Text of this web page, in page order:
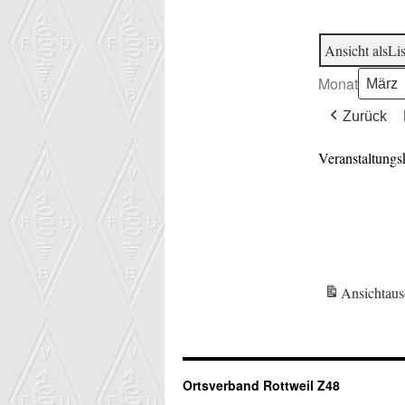
Ansicht als
Monat
Zurück
Ansicht
Ortsverband Rottweil Z48